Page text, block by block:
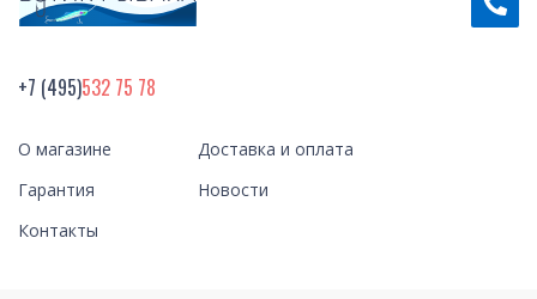
+7 (495)532 75 78
О магазине
Доставка и оплата
Гарантия
Новости
Контакты